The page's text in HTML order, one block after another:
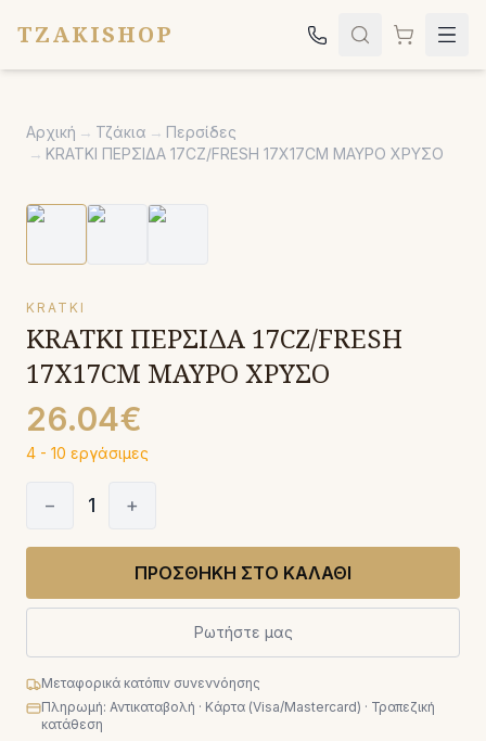
TZAKISHOP
Σόμπες
Κήπος
Εκκλησιαστικά
Σχετικά
Αρχική → Τζάκια → Περσίδες
→ KRATKI ΠΕΡΣΙΔΑ 17CZ/FRESH 17X17CM ΜΑΥΡΟ ΧΡΥΣΟ
KRATKI
KRATKI ΠΕΡΣΙΔΑ 17CZ/FRESH
17X17CM ΜΑΥΡΟ ΧΡΥΣΟ
26.04€
4 - 10 εργάσιμες
− 1 +
ΠΡΟΣΘΗΚΗ ΣΤΟ ΚΑΛΑΘΙ
Ρωτήστε μας
Μεταφορικά κατόπιν συνεννόησης
Πληρωμή: Αντικαταβολή · Κάρτα (Visa/Mastercard) · Τραπεζική
κατάθεση